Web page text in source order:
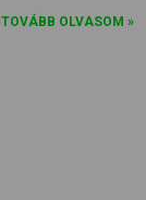
TOVÁBB OLVASOM »